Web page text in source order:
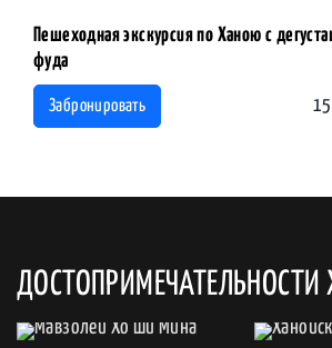
Пешеходная экскурсия по Ханою с
фуда
Забронировать 15
ДОСТОПРИМЕЧАТЕЛЬНОСТИ